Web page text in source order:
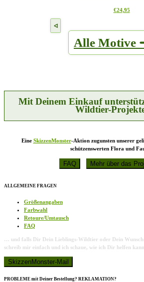
€24,95Dieses
auf.
Alle Motive
Mit Deinem Einkauf
Wildtier-
Eine SkizzenMonster-Aktion zugunsten unserer
schützenswerten Flora und
ALLGEMEINE FRAGEN
Größenangaben
Farbwahl
Retoure/Umtausch
FAQ
… und falls Dir Dein Lieblings-Wildtier oder Dein
schreib mir einfach und ich schaue, wie ich Dir helfen
PROBLEME mit Deiner Bestellung? REKLAMATION?